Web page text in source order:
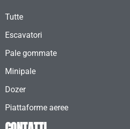
Tutte
Escavatori
Pale gommate
Minipale
Dozer
Piattaforme aeree